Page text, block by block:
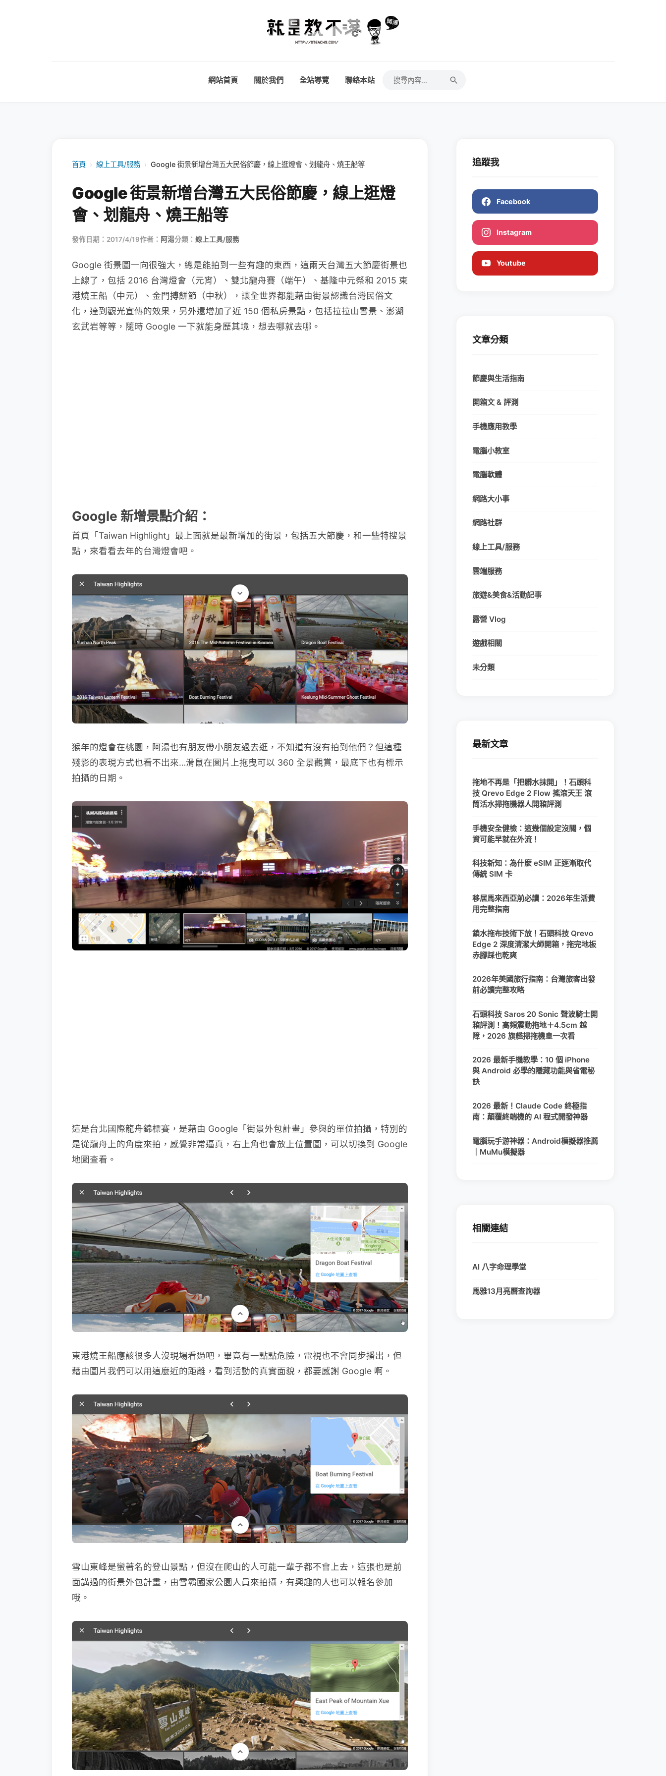
網站首頁 關於我們 全站導覽 聯絡本站
首頁 › 線上工具/服務 › Google 街景新增台灣五大民俗節慶，線上逛燈會、划龍舟、燒王船等
Google 街景新增台灣五大民俗節慶，線上逛燈
會、划龍舟、燒王船等
發佈日期：2017/4/19作者： 阿湯分類： 線上工具/服務
Google 街景圖一向很強大，總是能拍到一些有趣的東西，這兩天台灣五大節慶街景也
上線了，包括 2016 台灣燈會（元宵）、雙北龍舟賽（端午）、基隆中元祭和 2015 東
港燒王船（中元）、金門搏餅節（中秋），讓全世界都能藉由街景認識台灣民俗文
化，達到觀光宣傳的效果，另外還增加了近 150 個私房景點，包括拉拉山雪景、澎湖
玄武岩等等，隨時 Google 一下就能身歷其境，想去哪就去哪。
Google 新增景點介紹：
首頁「Taiwan Highlight」最上面就是最新增加的街景，包括五大節慶，和一些特搜景
點，來看看去年的台灣燈會吧。
猴年的燈會在桃園，阿湯也有朋友帶小朋友過去逛，不知道有沒有拍到他們？但這種
殘影的表現方式也看不出來…滑鼠在圖片上拖曳可以 360 全景觀賞，最底下也有標示
拍攝的日期。
這是台北國際龍舟錦標賽，是藉由 Google「街景外包計畫」參與的單位拍攝，特別的
是從龍舟上的角度來拍，感覺非常逼真，右上角也會放上位置圖，可以切換到 Google
地圖查看。
東港燒王船應該很多人沒現場看過吧，畢竟有一點點危險，電視也不會同步播出，但
藉由圖片我們可以用這麼近的距離，看到活動的真實面貌，都要感謝 Google 啊。
雪山東峰是蠻著名的登山景點，但沒在爬山的人可能一輩子都不會上去，這張也是前
面講過的街景外包計畫，由雪霸國家公園人員來拍攝，有興趣的人也可以報名參加
哦。
追蹤我
Facebook
Instagram
Youtube
文章分類
節慶與生活指南
開箱文 & 評測
手機應用教學
電腦小教室
電腦軟體
網路大小事
網路社群
線上工具/服務
雲端服務
旅遊&美食&活動記事
露營 Vlog
遊戲相關
未分類
最新文章
拖地不再是「把髒水抹開」！石頭科
技 Qrevo Edge 2 Flow 搖滾天王 滾
筒活水掃拖機器人開箱評測
手機安全健檢：這幾個設定沒關，個
資可能早就在外流！
科技新知：為什麼 eSIM 正逐漸取代
傳統 SIM 卡
移居馬來西亞前必讀：2026年生活費
用完整指南
鎖水拖布技術下放！石頭科技 Qrevo
Edge 2 深度清潔大師開箱，拖完地板
赤腳踩也乾爽
2026年美國旅行指南：台灣旅客出發
前必讀完整攻略
石頭科技 Saros 20 Sonic 聲波騎士開
箱評測！高頻震動拖地＋4.5cm 越
障，2026 旗艦掃拖機皇一次看
2026 最新手機教學：10 個 iPhone
與 Android 必學的隱藏功能與省電秘
訣
2026 最新！Claude Code 終極指
南：顛覆終端機的 AI 程式開發神器
電腦玩手游神器：Android模擬器推薦
｜MuMu模擬器
相關連結
AI 八字命理學堂
馬雅13月亮曆查詢器